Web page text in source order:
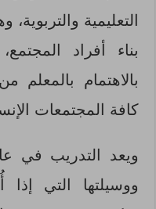
التعليمية
بناء أفراد
بالاهتمام
كافة المجتمعات
ويعد التدريب في
ووسيلتها التي إذا